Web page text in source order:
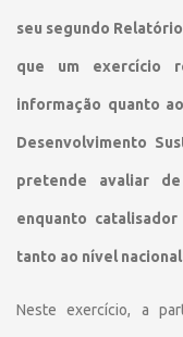
seu segundo
que um exercício
informação quanto
Desenvolvimento
pretende avaliar
enquanto
tanto ao nível
Neste exercício, a